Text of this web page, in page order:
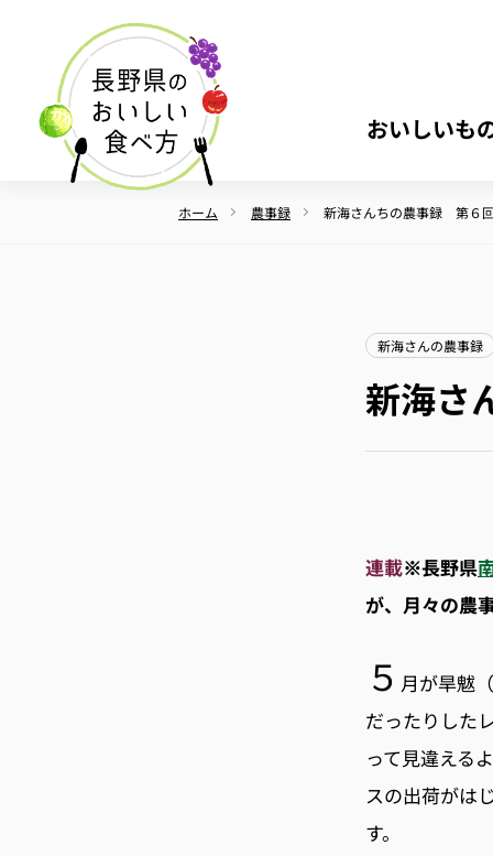
おいしいも
ホーム 農事録 新海さんちの農事録 第６
新海さんの農事録
新海さ
連載※長野県
が、月々の農
５ 月が旱魃
だったりした
って見違える
スの出荷がは
す。